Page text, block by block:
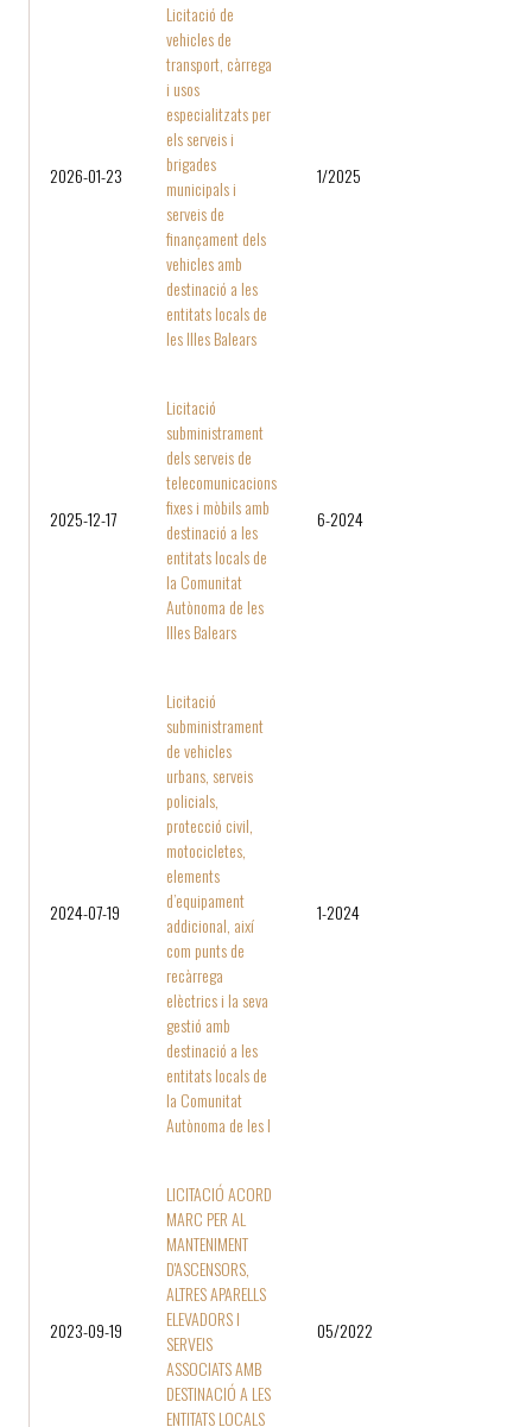
2026-01-23
Licitació de
vehicles de
transport, càrrega
i usos
especialitzats per
els serveis i
brigades
municipals i
serveis de
finançament dels
vehicles amb
destinació a les
entitats locals de
les Illes Balears
1/2025
2025-12-17
Licitació
subministrament
dels serveis de
telecomunicacions
fixes i mòbils amb
destinació a les
entitats locals de
la Comunitat
Autònoma de les
Illes Balears
6-2024
2024-07-19
Licitació
subministrament
de vehicles
urbans, serveis
policials,
protecció civil,
motocicletes,
elements
d’equipament
addicional, així
com punts de
recàrrega
elèctrics i la seva
gestió amb
destinació a les
entitats locals de
la Comunitat
Autònoma de les I
1-2024
2023-09-19
LICITACIÓ ACORD
MARC PER AL
MANTENIMENT
D'ASCENSORS,
ALTRES APARELLS
ELEVADORS I
SERVEIS
ASSOCIATS AMB
DESTINACIÓ A LES
ENTITATS LOCALS
05/2022